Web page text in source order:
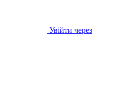
Увійти через